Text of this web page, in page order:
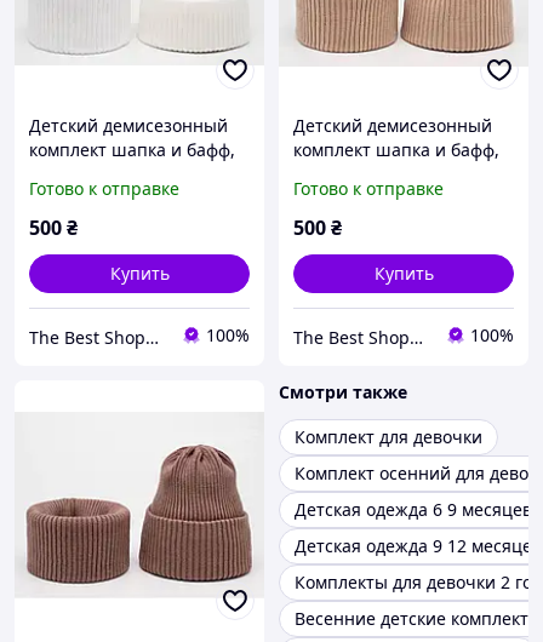
Детский демисезонный
комплект шапка и бафф,
шапка и снуд, молочный
Готово к отправке
500₴
Купить
The Best Shopping 100%
Детский демисезонный
комплект шапка и бафф,
шапка и снуд, светлый
беж
Готово к отправке
500₴
Купить
The Best Shopping 100%
Смотри также
Комплект для девочки
Комплект осенний для
Детская одежда 6 9 месяцев
Детская одежда 9 12 месяцев
Комплекты для девочки 2
Весенние детские